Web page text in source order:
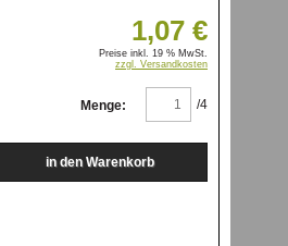
1,07 €
Preise inkl. 19 % MwSt.
zzgl. Versandkosten
Menge: /4